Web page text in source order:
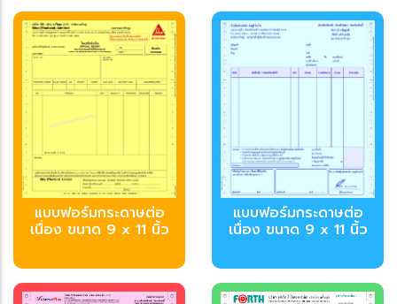
บบฟอร์มกระดาษต่อ
เนื่อง ขนาด 9 x 11 นิ้ว
บบฟอร์มกระดาษต่อ
เนื่อง ขนาด 9 x 11 นิ้ว